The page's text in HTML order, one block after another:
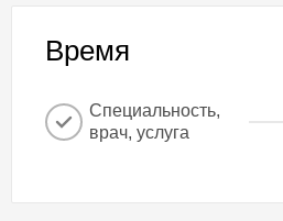
Время
Специальность,
врач, услуга